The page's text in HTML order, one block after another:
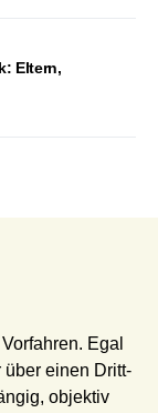
Eltern,
Egal
einen Dritt-
objektiv